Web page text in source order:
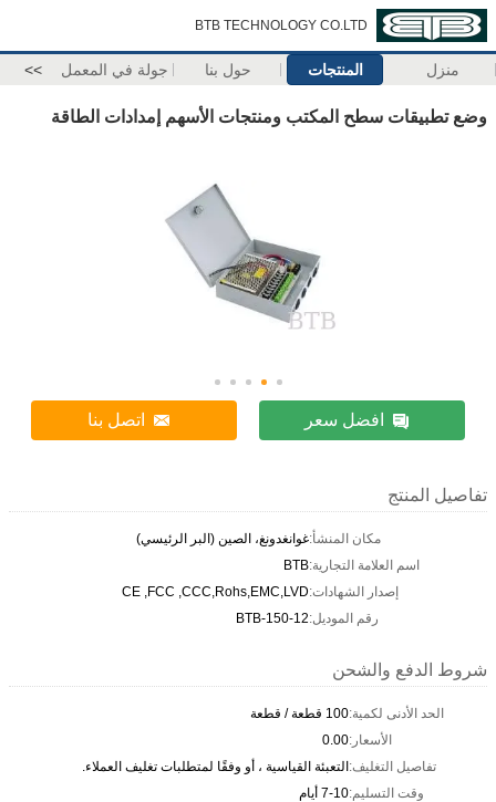
BTB TECHNOLOGY CO.LTD
منزل المنتجات حول بنا جولة في المعمل >>
وضع تطبيقات سطح المكتب ومنتجات الأسهم إمدادات الطاقة
افضل سعر اتصل بنا
تفاصيل المنتج
مكان المنشأ:غوانغدونغ، الصين (البر الرئيسي)
اسم العلامة التجارية:BTB
إصدار الشهادات:CE ,FCC ,CCC,Rohs,EMC,LVD
رقم الموديل:BTB-150-12
شروط الدفع والشحن
الحد الأدنى لكمية:100 قطعة / قطعة
الأسعار:0.00
تفاصيل التغليف:التعبئة القياسية ، أو وفقًا لمتطلبات تغليف العملاء.
وقت التسليم:7-10 أيام